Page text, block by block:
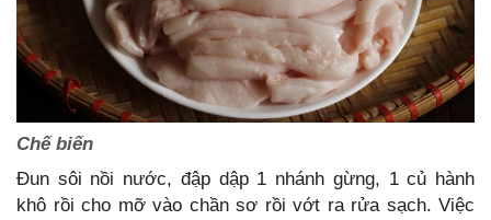
Chế biến
Đun sôi nồi nước, đập dập 1 nhánh gừng, 1 củ hành
khô rồi cho mỡ vào chần sơ rồi vớt ra rửa sạch. Việc